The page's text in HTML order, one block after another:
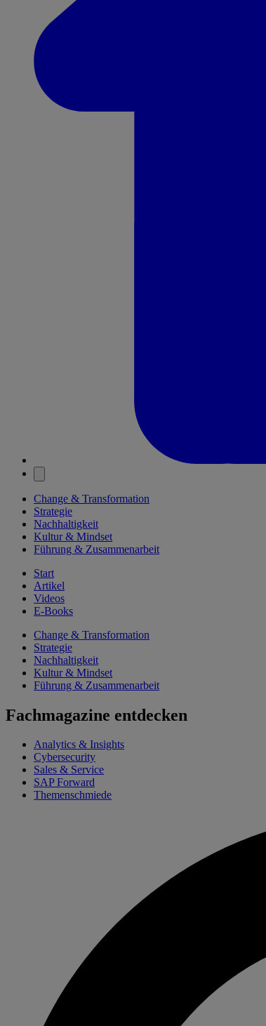
Change & Transformation
Strategie
Nachhaltigkeit
Kultur & Mindset
Führung & Zusammenarbeit
Start
Artikel
Videos
E-Books
Change & Transformation
Strategie
Nachhaltigkeit
Kultur & Mindset
Führung & Zusammenarbeit
Fachmagazine entdecken
Analytics & Insights
Cybersecurity
Sales & Service
SAP Forward
Themenschmiede